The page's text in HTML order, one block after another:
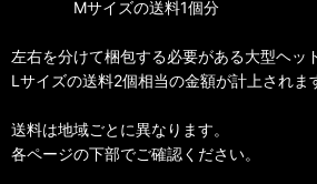
Mサイズの送料1個分
左右を分けて梱包する必要がある大型ヘッ
Lサイズの送料2個相当の金額が計上されま
送料は地域ごとに異なります。
各ページの下部でご確認ください。